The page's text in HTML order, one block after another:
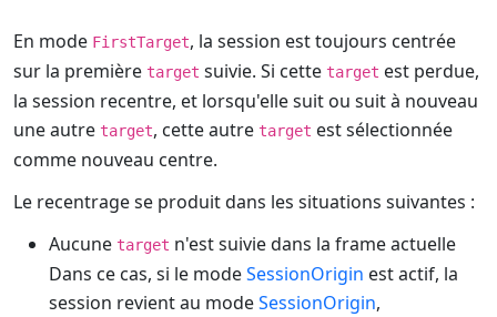
En mode FirstTarget, la session est toujours centrée
sur la première target suivie. Si cette target est perdue,
la session recentre, et lorsqu'elle suit ou suit à nouveau
une autre target, cette autre target est sélectionnée
comme nouveau centre.
Le recentrage se produit dans les situations suivantes :
Aucune target n'est suivie dans la frame actuelle
Dans ce cas, si le modeSessionOrigin est actif, la
session revient au modeSessionOrigin,